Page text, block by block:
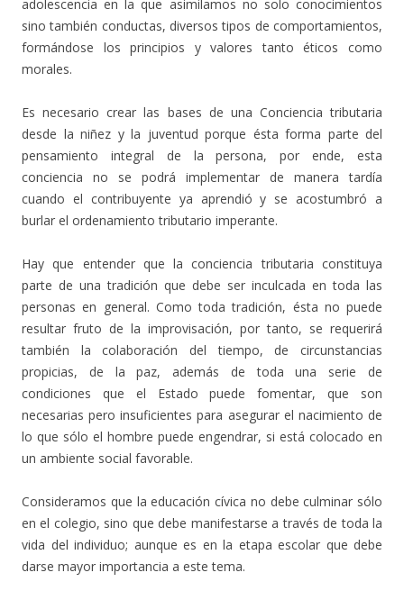
adolescencia en la que asimilamos no solo conocimientos
sino también conductas, diversos tipos de comportamientos,
formándose los principios y valores tanto éticos como
morales.
Es necesario crear las bases de una Conciencia tributaria
desde la niñez y la juventud porque ésta forma parte del
pensamiento integral de la persona, por ende, esta
conciencia no se podrá implementar de manera tardía
cuando el contribuyente ya aprendió y se acostumbró a
burlar el ordenamiento tributario imperante.
Hay que entender que la conciencia tributaria constituya
parte de una tradición que debe ser inculcada en toda las
personas en general. Como toda tradición, ésta no puede
resultar fruto de la improvisación, por tanto, se requerirá
también la colaboración del tiempo, de circunstancias
propicias, de la paz, además de toda una serie de
condiciones que el Estado puede fomentar, que son
necesarias pero insuficientes para asegurar el nacimiento de
lo que sólo el hombre puede engendrar, si está colocado en
un ambiente social favorable.
Consideramos que la educación cívica no debe culminar sólo
en el colegio, sino que debe manifestarse a través de toda la
vida del individuo; aunque es en la etapa escolar que debe
darse mayor importancia a este tema.